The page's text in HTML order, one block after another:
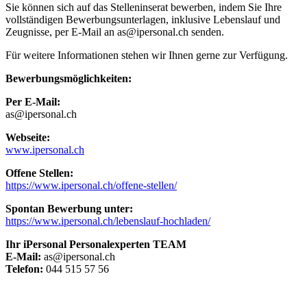
Sie können sich auf das Stelleninserat bewerben, indem Sie Ihre
vollständigen Bewerbungsunterlagen, inklusive Lebenslauf und
Zeugnisse, per E-Mail an as@ipersonal.ch senden.
Für weitere Informationen stehen wir Ihnen gerne zur Verfügung.
Bewerbungsmöglichkeiten:
Per E-Mail:
as@ipersonal.ch
Webseite:
www.ipersonal.ch
Offene Stellen:
https://www.ipersonal.ch/offene-stellen/
Spontan Bewerbung unter:
https://www.ipersonal.ch/lebenslauf-hochladen/
Ihr iPersonal Personalexperten TEAM
E-Mail: as@ipersonal.ch
Telefon: 044 515 57 56